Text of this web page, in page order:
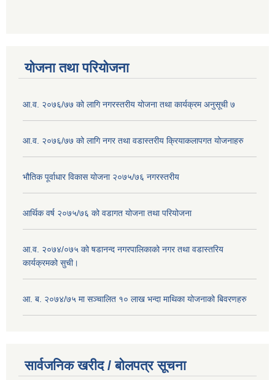
योजना तथा परियोजना
आ.व. २०७६/७७ को लागि नगरस्तरीय योजना तथा कार्यक्रम अनुसूची ७
आ.व. २०७६/७७ को लागि नगर तथा वडास्तरीय क्रियाकलापगत योजनाहरु
भौतिक पूर्वाधार विकास योजना २०७५/७६ नगरस्तरीय
आर्थिक वर्ष २०७५/७६ को वडागत योजना तथा परियोजना
आ.व. २०७४/०७५ को षडानन्द नगरपालिकाको नगर तथा वडास्तरिय
कार्यक्रमको सुची।
आ. ब. २०७४/७५ मा सञ्चालित १० लाख भन्दा माथिका योजनाको बिवरणहरु
सार्वजनिक खरीद / बोलपत्र सूचना